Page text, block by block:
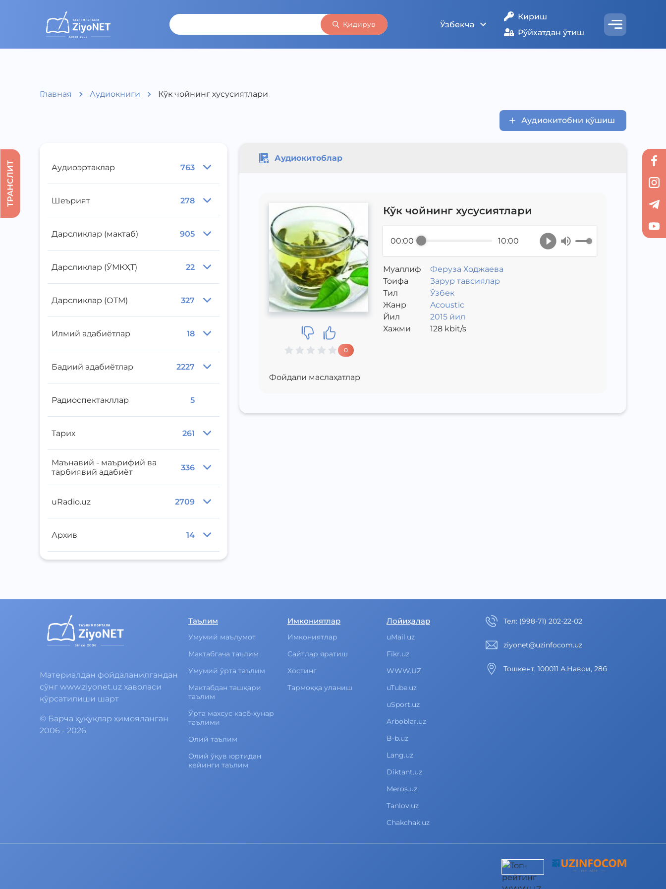
Қидирув Ўзбекча
Кириш
Рўйхатдан ўтиш
Главная Аудиокниги Кўк чойнинг хусусиятлари
Аудиокитобни қўшиш
Аудиоэртаклар 763
Шеърият 278
Дарсликлар (мактаб) 905
Дарсликлар (ЎМКҲТ) 22
Дарсликлар (ОТМ) 327
Илмий адабиётлар 18
Бадиий адабиётлар 2227
Радиоспектакллар 5
Тарих 261
Маънавий - маърифий ва
тарбиявий адабиёт
336
uRadio.uz 2709
Архив 14
Аудиокитоблар
0
Кўк чойнинг хусусиятлари
00:00 10:00
Муаллиф
Феруза Ходжаева
Toифа
Зарур тавсиялар
Тил
Ўзбек
Жанр
Acoustic
Йил
2015 йил
Хажми
128kbit/s
Фойдали маслаҳатлар
ТРАНСЛИТ
Материалдан фойдаланилгандан
сўнг www.ziyonet.uz ҳаволаси
кўрсатилиши шарт
© Барча ҳуқуқлар ҳимояланган
2006 - 2026
Таълим
Умумий маълумот
Мактабгача таълим
Умумий ўрта таълим
Мактабдан ташқари
таълим
Ўрта махсус касб-ҳунар
таълими
Олий таълим
Олий ўқув юртидан
кейинги таълим
Имкониятлар
Имкониятлар
Cайтлар яратиш
Хостинг
Тармоққа уланиш
Лойиҳалар
uMail.uz
Fikr.uz
WWW.UZ
uTube.uz
uSport.uz
Arboblar.uz
B-b.uz
Lang.uz
Diktant.uz
Meros.uz
Tanlov.uz
Chakchak.uz
Тел: (998-71) 202-22-02
ziyonet@uzinfocom.uz
Тошкент, 100011 А.Навои, 28б